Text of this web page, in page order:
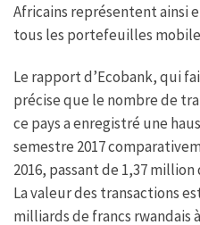
Africains représentent ainsi
tous les portefeuilles
Le rapport d’Ecobank, qui
précise que le nombre de
ce pays a enregistré une
semestre 2017
2016, passant de 1,37
La valeur des transactions
milliards de francs rwandais